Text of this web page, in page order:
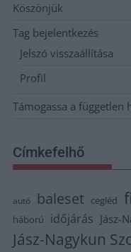
Köszönjük
Tag bejelentkezés
Jelszó visszaállítása
Profil
Támogassa a független
Címkefelhő
autó baleset cegléd
háború időjárás Jász-
Jász-Nagykun